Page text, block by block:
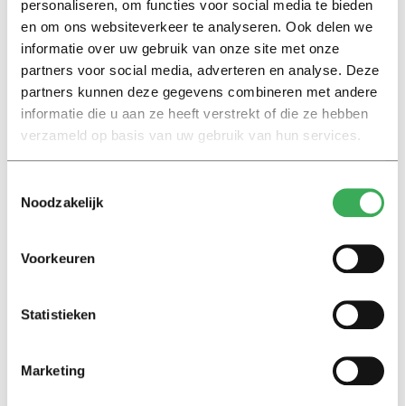
personaliseren, om functies voor social media te bieden
en om ons websiteverkeer te analyseren. Ook delen we
informatie over uw gebruik van onze site met onze
partners voor social media, adverteren en analyse. Deze
partners kunnen deze gegevens combineren met andere
informatie die u aan ze heeft verstrekt of die ze hebben
verzameld op basis van uw gebruik van hun services.
Noodzakelijk
Voorkeuren
Statistieken
Marketing
de torenhoge boetes prima te vinden. Bij de komst van
de ov-chipkaart hadden ze nog beloofd dat de boetes
zouden verdwijnen en het ‘studentenreisrecht’
automatisch stopgezet zou worden, bleek afgelopen
september uit een
reconstructie
sindsdien gebeurde er weinig meer en pleitten de
Hebben ze eigenlijk wel een prikkel om het probleem
op te lossen, wilde D66 dan ook weten. Volgens de
minister wel. De vervoersbedrijven zouden “uiteraard
zoveel mogelijk misbruik en fraude door reizigers willen
technisch in staat zijn om alle verlopen ov-